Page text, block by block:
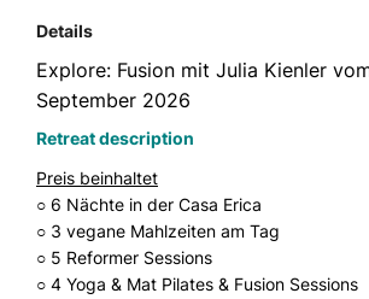
Details
Explore: Fusion mit Julia Kienler
September 2026
Retreat description
Preis beinhaltet
○ 6 Nächte in der Casa Erica
○ 3 vegane Mahlzeiten am Tag
○ 5 Reformer Sessions
○ 4 Yoga & Mat Pilates & Fusion Sessions